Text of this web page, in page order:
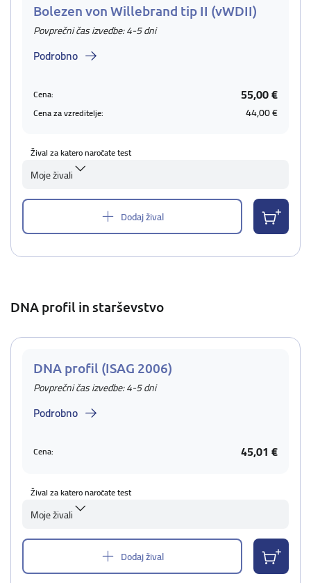
Bolezen von Willebrand tip II (vWDII)
Povprečni čas izvedbe: 4-5 dni
Podrobno
Cena: 55,00 €
Cena za vzreditelje: 44,00 €
Žival za katero naročate test
Moje živali
Dodaj žival
DNA profil in starševstvo
DNA profil (ISAG 2006)
Povprečni čas izvedbe: 4-5 dni
Podrobno
Cena: 45,01 €
Žival za katero naročate test
Moje živali
Dodaj žival